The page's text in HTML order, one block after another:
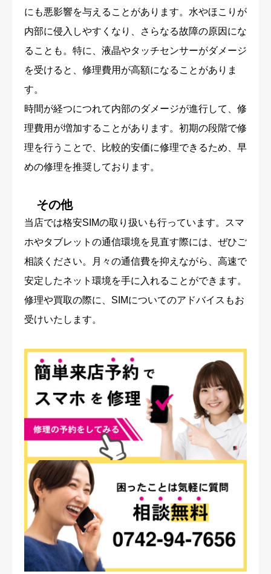
にも悪影響を与えることがあります。水やほこりが
内部に侵入しやすくなり、さらなる故障の原因にな
ることも。特に、液晶やタッチセンサーがダメージ
を受けると、修理費用が高額になることがありま
す。
時間が経つにつれて内部のダメージが進行して、修
理費用が増加することがあります。初期の段階で修
理を行うことで、比較的安価に修理できるため、早
めの修理を推奨しております。
その他
当店では格安SIMの取り扱いも行っています。スマ
ホやタブレットの通信環境を見直す際には、ぜひご
相談ください。月々の通信費を抑えながら、高速で
安定したネット環境を手に入れることができます。
修理や買取の際に、SIMについてのアドバイスもお
受けいたします。